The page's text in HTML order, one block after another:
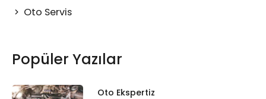
Oto Servis
Popüler Yazılar
Oto Ekspertiz